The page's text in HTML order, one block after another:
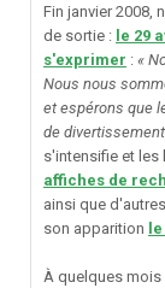
Fin janvier 2008,
de sortie : le 29
s'exprimer : «
Nous nous
et espérons que
de
s'intensifie et les
affiches de
ainsi que
son apparition
À quelques mois